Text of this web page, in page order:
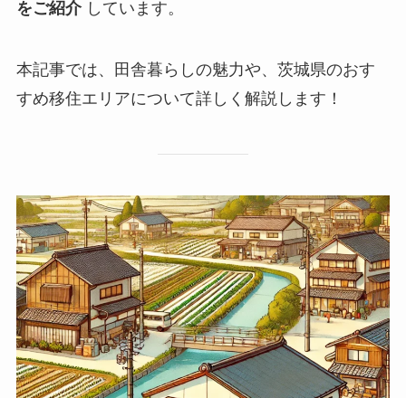
をご紹介しています。
本記事では、田舎暮らしの魅力や、茨城県のおす
すめ移住エリアについて詳しく解説します！